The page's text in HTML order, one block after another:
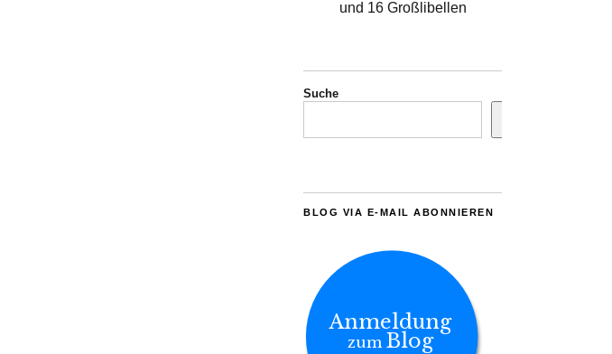
und 16 Großlibellen
Suche
BLOG VIA E-MAIL ABONNIEREN
Anmeldung
zum Blog